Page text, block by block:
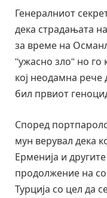
Генералниот
дека страдањата
за време на
“ужасно зло“ но
кој неодамна рече
бил првиот
Според
мун верувал дека
Ерменија и
продолжение на
Турција со цел да